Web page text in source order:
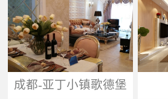
成都-亚丁小镇歌德堡